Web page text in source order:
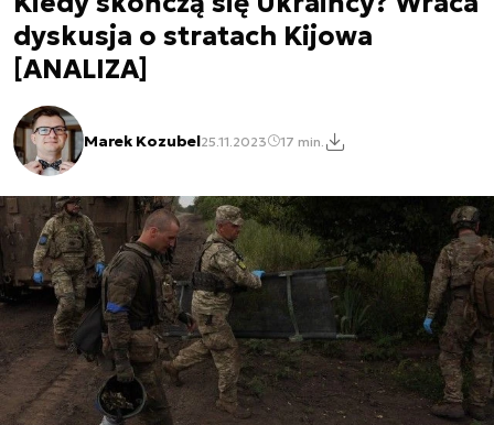
dyskusja o stratach Kijowa
[ANALIZA]
Marek Kozubel25.11.2023 17 min.